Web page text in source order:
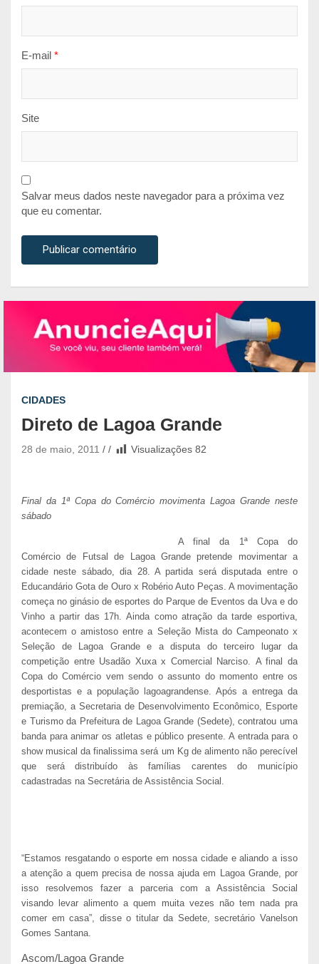
E-mail *
Site
Salvar meus dados neste navegador para a próxima vez
que eu comentar.
CIDADES
Direto de Lagoa Grande
28 de maio, 2011 Visualizações 82
Final da 1ª Copa do Comércio movimenta Lagoa Grande neste
sábado
A final da 1ª Copa do
Comércio de Futsal de Lagoa Grande pretende movimentar a
cidade neste sábado, dia 28. A partida será disputada entre o
Educandário Gota de Ouro x Robério Auto Peças. A movimentação
começa no ginásio de esportes do Parque de Eventos da Uva e do
Vinho a partir das 17h. Ainda como atração da tarde esportiva,
acontecem o amistoso entre a Seleção Mista do Campeonato x
Seleção de Lagoa Grande e a disputa do terceiro lugar da
competição entre Usadão Xuxa x Comercial Narciso. A final da
Copa do Comércio vem sendo o assunto do momento entre os
desportistas e a população lagoagrandense. Após a entrega da
premiação, a Secretaria de Desenvolvimento Econômico, Esporte
e Turismo da Prefeitura de Lagoa Grande (Sedete), contratou uma
banda para animar os atletas e público presente. A entrada para o
show musical da finalissima será um Kg de alimento não perecível
que será distribuído às famílias carentes do município
cadastradas na Secretária de Assistência Social.
“Estamos resgatando o esporte em nossa cidade e aliando a isso
a atenção a quem precisa de nossa ajuda em Lagoa Grande, por
isso resolvemos fazer a parceria com a Assistência Social
visando levar alimento a quem muita vezes não tem nada pra
comer em casa”, disse o titular da Sedete, secretário Vanelson
Gomes Santana.
Ascom/Lagoa Grande